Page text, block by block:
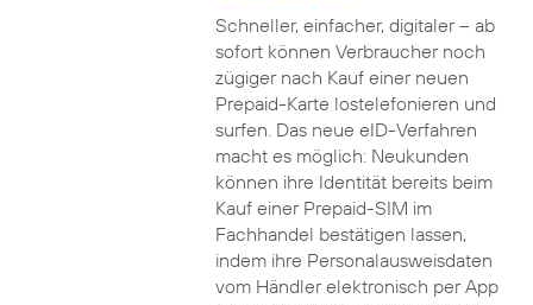
Schneller, einfacher, digitaler – ab
sofort können Verbraucher noch
zügiger nach Kauf einer neuen
Prepaid-Karte lostelefonieren und
surfen. Das neue eID-Verfahren
macht es möglich: Neukunden
können ihre Identität bereits beim
Kauf einer Prepaid-SIM im
Fachhandel bestätigen lassen,
indem ihre Personalausweisdaten
vom Händler elektronisch per App